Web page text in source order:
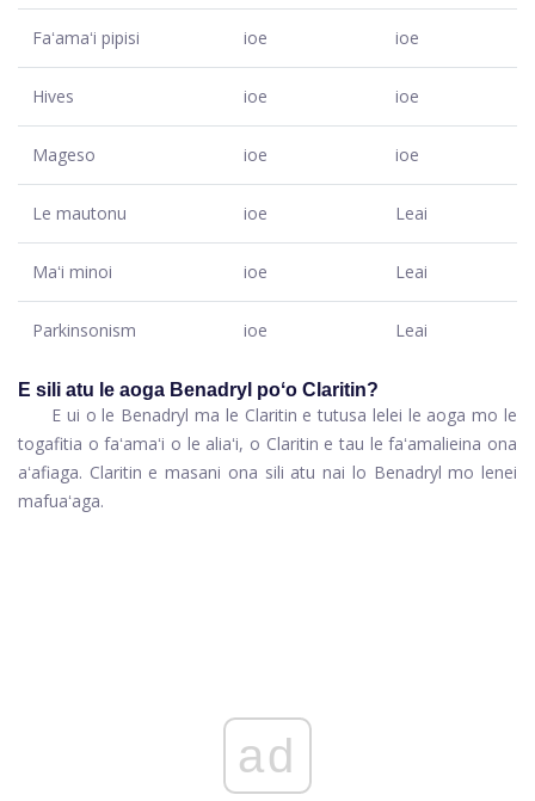
Faʻamaʻi pipisi ioe ioe
Hives ioe ioe
Mageso ioe ioe
Le mautonu ioe Leai
Maʻi minoi ioe Leai
Parkinsonism ioe Leai
E sili atu le aoga Benadryl poʻo Claritin?
E ui o le Benadryl ma le Claritin e tutusa lelei le aoga mo le
togafitia o faʻamaʻi o le aliaʻi, o Claritin e tau le faʻamalieina ona
aʻafiaga. Claritin e masani ona sili atu nai lo Benadryl mo lenei
mafuaʻaga.
ad